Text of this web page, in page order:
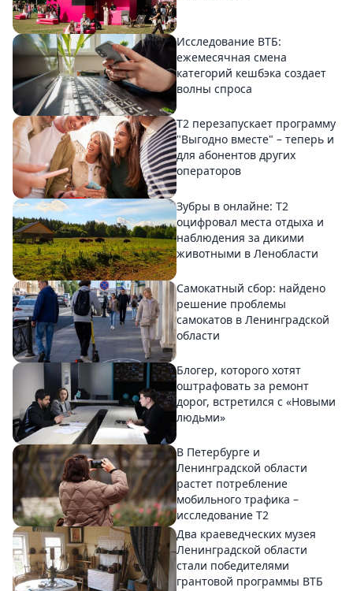
Исследование ВТБ:
ежемесячная смена
категорий кешбэка создает
волны спроса
Т2 перезапускает программу
"Выгодно вместе" – теперь и
для абонентов других
операторов
Зубры в онлайне: Т2
оцифровал места отдыха и
наблюдения за дикими
животными в Ленобласти
Самокатный сбор: найдено
решение проблемы
самокатов в Ленинградской
области
Блогер, которого хотят
оштрафовать за ремонт
дорог, встретился с «Новыми
людьми»
В Петербурге и
Ленинградской области
растет потребление
мобильного трафика –
исследование T2
Два краеведческих музея
Ленинградской области
стали победителями
грантовой программы ВТБ